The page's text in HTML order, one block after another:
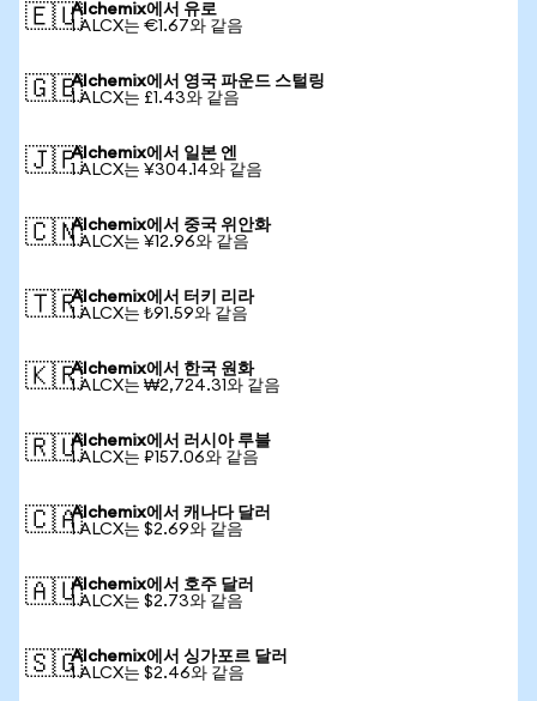
🇪🇺Alchemix에서 유로
1 ALCX는 €1.67와 같음
🇬🇧Alchemix에서 영국 파운드 스털링
1 ALCX는 £1.43와 같음
🇯🇵Alchemix에서 일본 엔
1 ALCX는 ¥304.14와 같음
🇨🇳Alchemix에서 중국 위안화
1 ALCX는 ¥12.96와 같음
🇹🇷Alchemix에서 터키 리라
1 ALCX는 ₺91.59와 같음
🇰🇷Alchemix에서 한국 원화
1 ALCX는 ₩2,724.31와 같음
🇷🇺Alchemix에서 러시아 루블
1 ALCX는 ₽157.06와 같음
🇨🇦Alchemix에서 캐나다 달러
1 ALCX는 $2.69와 같음
🇦🇺Alchemix에서 호주 달러
1 ALCX는 $2.73와 같음
🇸🇬Alchemix에서 싱가포르 달러
1 ALCX는 $2.46와 같음